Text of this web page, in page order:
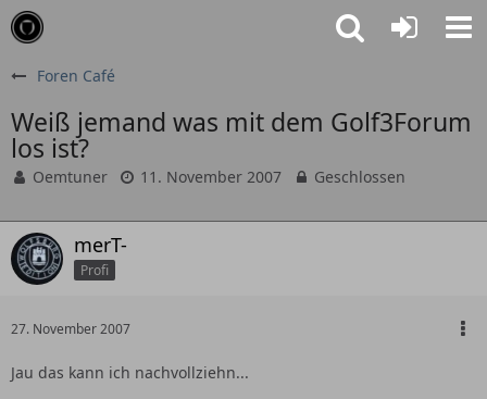
Foren Café
Weiß jemand was mit dem Golf3Forum
los ist?
Oemtuner 11. November 2007 Geschlossen
merT-
Profi
27. November 2007
Jau das kann ich nachvollziehn...